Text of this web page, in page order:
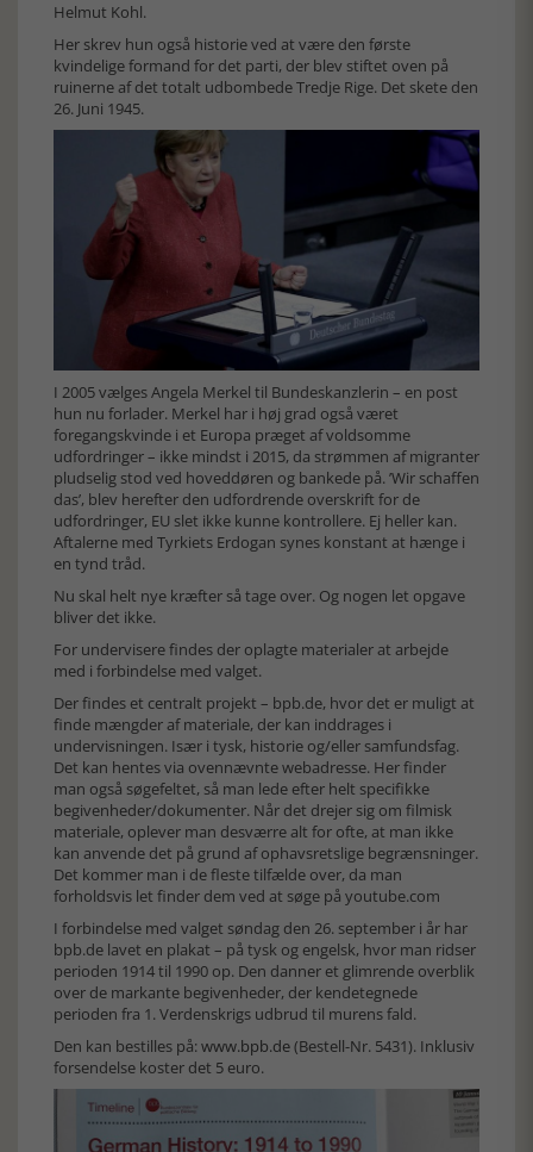
Helmut Kohl.
Her skrev hun også historie ved at være den første
kvindelige formand for det parti, der blev stiftet oven på
ruinerne af det totalt udbombede Tredje Rige. Det skete den
26. Juni 1945.
I 2005 vælges Angela Merkel til Bundeskanzlerin – en post
hun nu forlader. Merkel har i høj grad også været
foregangskvinde i et Europa præget af voldsomme
udfordringer – ikke mindst i 2015, da strømmen af migranter
pludselig stod ved hoveddøren og bankede på. ’Wir schaffen
das’, blev herefter den udfordrende overskrift for de
udfordringer, EU slet ikke kunne kontrollere. Ej heller kan.
Aftalerne med Tyrkiets Erdogan synes konstant at hænge i
en tynd tråd.
Nu skal helt nye kræfter så tage over. Og nogen let opgave
bliver det ikke.
For undervisere findes der oplagte materialer at arbejde
med i forbindelse med valget.
Der findes et centralt projekt – bpb.de, hvor det er muligt at
finde mængder af materiale, der kan inddrages i
undervisningen. Især i tysk, historie og/eller samfundsfag.
Det kan hentes via ovennævnte webadresse. Her finder
man også søgefeltet, så man lede efter helt specifikke
begivenheder/dokumenter. Når det drejer sig om filmisk
materiale, oplever man desværre alt for ofte, at man ikke
kan anvende det på grund af ophavsretslige begrænsninger.
Det kommer man i de fleste tilfælde over, da man
forholdsvis let finder dem ved at søge på youtube.com
I forbindelse med valget søndag den 26. september i år har
bpb.de lavet en plakat – på tysk og engelsk, hvor man ridser
perioden 1914 til 1990 op. Den danner et glimrende overblik
over de markante begivenheder, der kendetegnede
perioden fra 1. Verdenskrigs udbrud til murens fald.
Den kan bestilles på:www.bpb.de(Bestell-Nr. 5431). Inklusiv
forsendelse koster det 5 euro.